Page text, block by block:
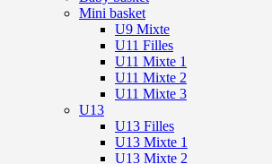
Mini basket
U9 Mixte
U11 Filles
U11 Mixte 1
U11 Mixte 2
U11 Mixte 3
U13
U13 Filles
U13 Mixte 1
U13 Mixte 2